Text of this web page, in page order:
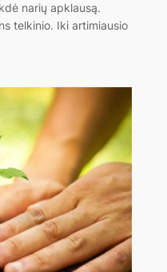
narių apklausą.
telkinio. Iki artimiausio